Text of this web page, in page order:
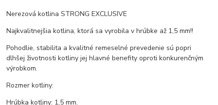
Nerezová kotlina STRONG EXCLUSIVE
Najkvalitnejšia kotlina, ktorá sa vyrobila v hrúbke až 1,5 mm!!
Pohodlie, stabilita a kvalitné remeselné prevedenie sú popri
dlhšej životnosti kotliny jej hlavné benefity oproti konkurenčným
výrobkom.
Rozmer kotliny:
Hrúbka kotliny: 1,5 mm.